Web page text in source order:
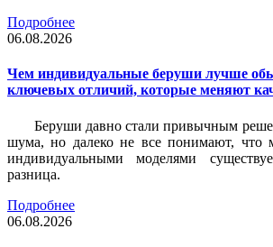
Подробнее
06.08.2026
Чем индивидуальные беруши лучше
ключевых отличий, которые меняют
Беруши давно стали привычным
шума, но далеко не все понимают,
индивидуальными моделями
разница.
Подробнее
06.08.2026